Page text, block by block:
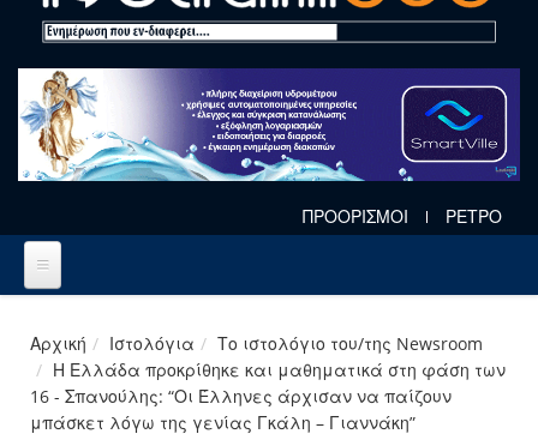
ΠΡΟΟΡΙΣΜΟΙ ΡΕΤΡΟ
Αρχική Ιστολόγια
Το ιστολόγιο του/της Newsroom
Η Ελλάδα προκρίθηκε και μαθηματικά στη φάση των
16 - Σπανούλης: “Οι Έλληνες άρχισαν να παίζουν
μπάσκετ λόγω της γενίας Γκάλη – Γιαννάκη”